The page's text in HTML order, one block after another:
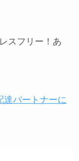
スフリー！あ
達パートナーに